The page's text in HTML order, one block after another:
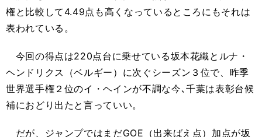
権と比較して4.49点も高くなっているところにもそれは
表われている。
今回の得点は220点台に乗せている坂本花織とルナ・
ヘンドリクス（ベルギー）に次ぐシーズン３位で、昨季
世界選手権２位のイ・ヘインが不調な今､千葉は表彰台候
補におどり出たと言っていい。
だが、ジャンプではまだGOE（出来ばえ点）加点が坂